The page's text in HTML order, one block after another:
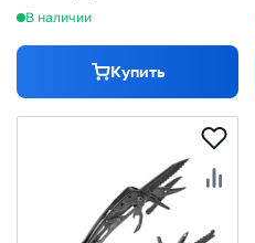
В наличии
Купить